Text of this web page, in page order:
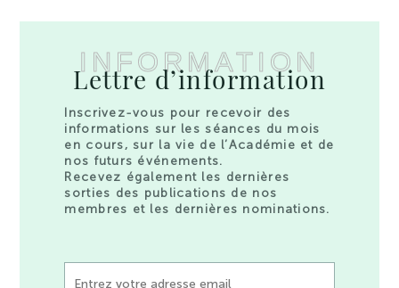
INFORMATION
Lettre d’information
Inscrivez-vous pour recevoir des
informations sur les séances du mois
en cours, sur la vie de l’Académie et de
nos futurs événements.
Recevez également les dernières
sorties des publications de nos
membres et les dernières nominations.